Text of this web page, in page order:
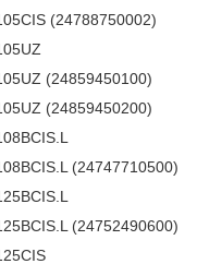
(24788750002)
(24859450100)
(24859450200)
(24747710500)
(24752490600)